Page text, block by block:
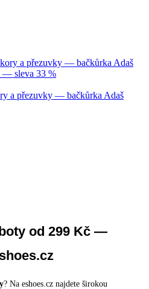
a přezuvky — bačkůrka Adaš
od 299 Kč —
? Na eshoes.cz najdete širokou